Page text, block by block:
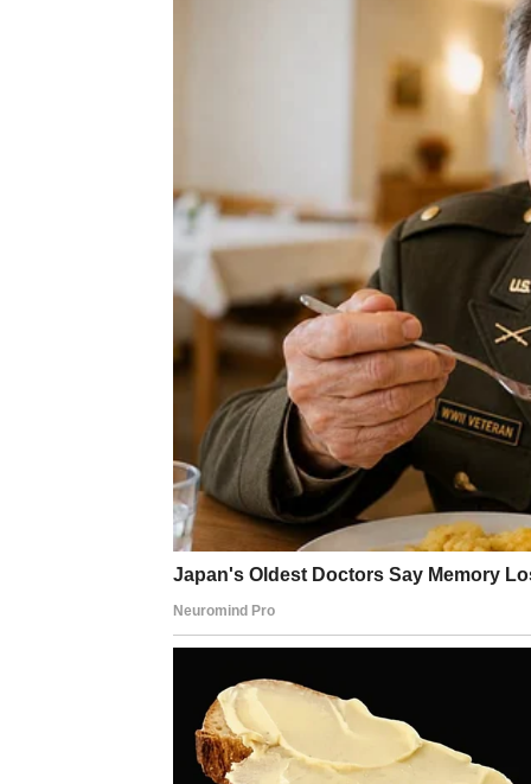
Device u četvrtak preispituju svoja
da se ne traži savršenstvo tamo gde već
ne potiskuju zarad razuma. Slobodne
prema osobi koju su do sada posmatrale
VAGA
Vaga u četvrtak oseća potrebu za
stav i odluku. U vezama se mogu otvoriti
donosi olakšanje. Slobodne Vage mogu
u ozbiljniju priču.
ŠKORPIJA
Škorpija u četvrtak ulazi u dan snažnih
U vezama dolazi do razotkrivanja
doživeti snažnu, gotovo sudbinsku